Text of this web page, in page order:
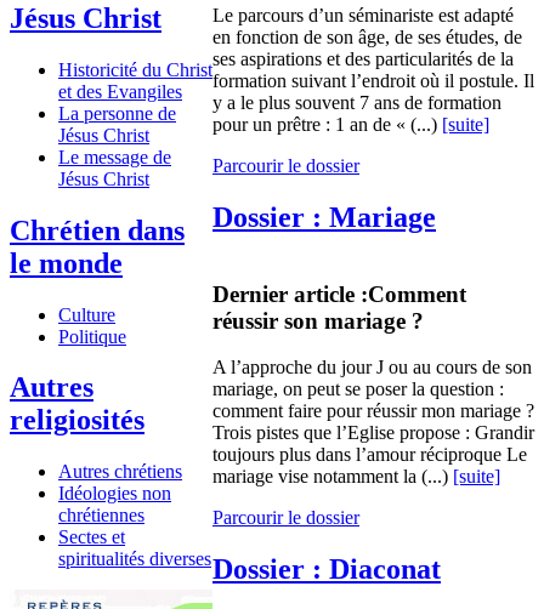
Jésus Christ
Historicité du Christ
et des Evangiles
La personne de
Jésus Christ
Le message de
Jésus Christ
Chrétien dans
le monde
Culture
Politique
Autres
religiosités
Autres chrétiens
Idéologies non
chrétiennes
Sectes et
spiritualités diverses
Le parcours d’un séminariste est adapté
en fonction de son âge, de ses études, de
ses aspirations et des particularités de la
formation suivant l’endroit où il postule. Il
y a le plus souvent 7 ans de formation
pour un prêtre : 1 an de « (...) [suite]
Parcourir le dossier
Dossier : Mariage
Dernier article :Comment
réussir son mariage ?
A l’approche du jour J ou au cours de son
mariage, on peut se poser la question :
comment faire pour réussir mon mariage ?
Trois pistes que l’Eglise propose : Grandir
toujours plus dans l’amour réciproque Le
mariage vise notamment la (...) [suite]
Parcourir le dossier
Dossier : Diaconat